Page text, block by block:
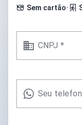
Sem cartão•
CNPJ *
Seu